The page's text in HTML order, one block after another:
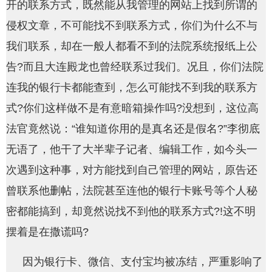
开的联系方式，既然能从我管理的网站上找到所谓的
侵权文章，不可能找不到联系方式，你们为什么不与
我们联系，却在一般人都看不到的法院系统报纸上公
告?而且大连殿龙也曾经联系过我们。况且，你们法院
连我的银行卡都能查到，怎么可能找不到我的联系方
式?你们这样做不是有意暗箱操作吗?没想到，这位高
法官竟然说：“谁知道你用的是真名还是假名?”李彻底
无语了，他干了大半辈子记者、编辑工作，如今头一
次遇到这种事，对方能找到自己管理的网站，原告还
曾联系他删帖，法院甚至连他的银行卡账号等个人秘
密都能搞到，却竟然说找不到他的联系方式?!这不明
摆着是在撒谎吗?
因为银行卡、微信、支付宝均被冻结，严重影响了